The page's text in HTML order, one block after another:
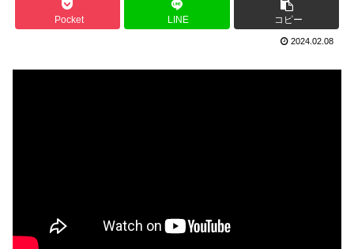
Pocket LINE コピー
2024.02.08